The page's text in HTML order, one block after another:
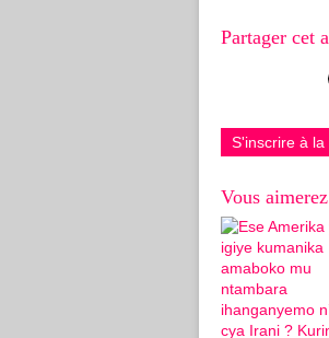
Partager cet
S'inscrire à
Vous